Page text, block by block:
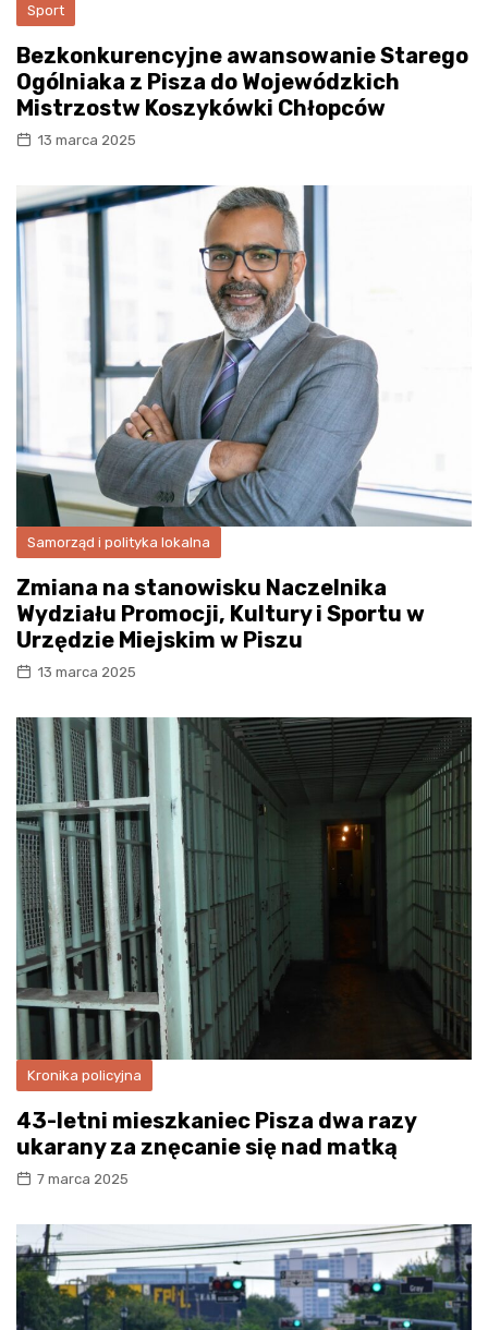
Sport
Bezkonkurencyjne awansowanie Starego
Ogólniaka z Pisza do Wojewódzkich
Mistrzostw Koszykówki Chłopców
13 marca 2025
Samorząd i polityka lokalna
Zmiana na stanowisku Naczelnika
Wydziału Promocji, Kultury i Sportu w
Urzędzie Miejskim w Piszu
13 marca 2025
Kronika policyjna
43-letni mieszkaniec Pisza dwa razy
ukarany za znęcanie się nad matką
7 marca 2025